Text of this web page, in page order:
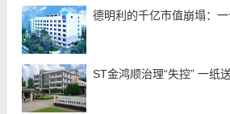
德明利的千亿市值崩塌：
ST金鸿顺治理“失控” 一纸